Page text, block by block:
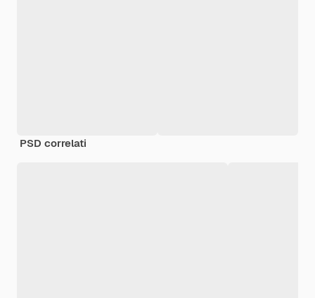
PSD correlati